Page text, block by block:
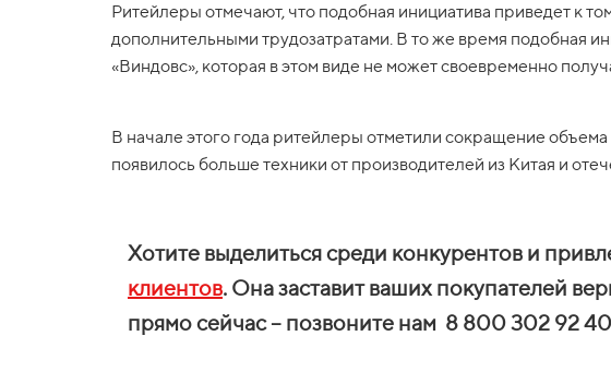
Ритейлеры отмечают, что подобная инициатива приведет к
дополнительными трудозатратами. В то же время подобная
«Виндовс», которая в этом виде не может своевременно
В начале этого года ритейлеры отметили сокращение
появилось больше техники от производителей из Китая и
Хотите выделиться среди конкурентов и
клиентов. Она заставит ваших покупателей
прямо сейчас – позвоните нам 8 800 302 92